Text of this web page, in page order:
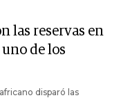
las reservas en
de los
disparó las